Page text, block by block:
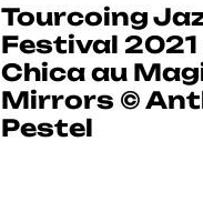
Tourcoing
Festival 2021
Chica au
Mirrors ©
Pestel